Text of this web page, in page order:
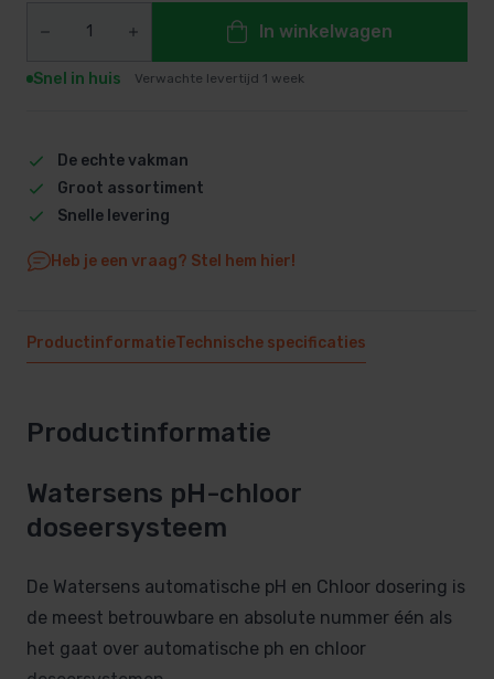
In winkelwagen
Snel in huis Verwachte levertijd 1 week
De echte vakman
Groot assortiment
Snelle levering
Heb je een vraag? Stel hem hier!
ProductinformatieTechnische specificaties
Productinformatie
Watersens pH-chloor
doseersysteem
De Watersens automatische pH en Chloor dosering is
de meest betrouwbare en absolute nummer één als
het gaat over automatische ph en chloor